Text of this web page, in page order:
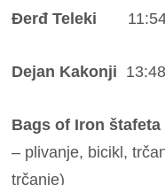
Đerđ Teleki
Dejan Kakonji 13:48
Bags of Iron štafeta
– plivanje, bicikl,
trčanje)